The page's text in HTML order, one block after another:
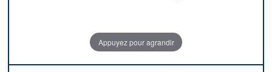
Appuyez pour agrandir